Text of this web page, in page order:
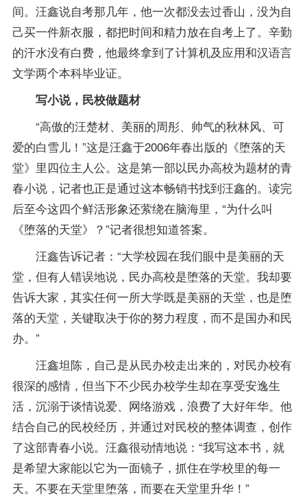
间。汪鑫说自考那几年，他一次都没去过香山，没为自
己买一件新衣服，都把时间和精力放在自考上了。辛勤
的汗水没有白费，他最终拿到了计算机及应用和汉语言
文学两个本科毕业证。
写小说，民校做题材
“高傲的汪楚材、美丽的周彤、帅气的秋林风、可
爱的白雪儿！”这是汪鑫于2006年春出版的《堕落的天
堂》里四位主人公。这是第一部以民办高校为题材的青
春小说，记者也正是通过这本畅销书找到汪鑫的。读完
后至今这四个鲜活形象还萦绕在脑海里，“为什么叫
《堕落的天堂》？”记者很想知道答案。
汪鑫告诉记者：“大学校园在我们眼中是美丽的天
堂，但有人错误地说，民办高校是堕落的天堂。我却要
告诉大家，其实任何一所大学既是美丽的天堂，也是堕
落的天堂，关键取决于你的努力程度，而不是国办和民
办。”
汪鑫坦陈，自己是从民办校走出来的，对民办校有
很深的感情，但当下不少民办校学生却在享受安逸生
活，沉溺于谈情说爱、网络游戏，浪费了大好年华。他
结合自己的民校经历，并通过对民校的整体调查，创作
了这部青春小说。汪鑫很动情地说：“我写这本书，就
是希望大家能以它为一面镜子，抓住在学校里的每一
天。不要在天堂里堕落，而要在天堂里升华！”